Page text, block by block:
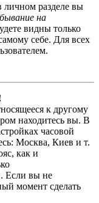
разделе вы
на
видны только
себе. Для всех
к другому
находитесь вы. В
часовой
Москва, Киев и т.
как и
Если вы не
момент сделать